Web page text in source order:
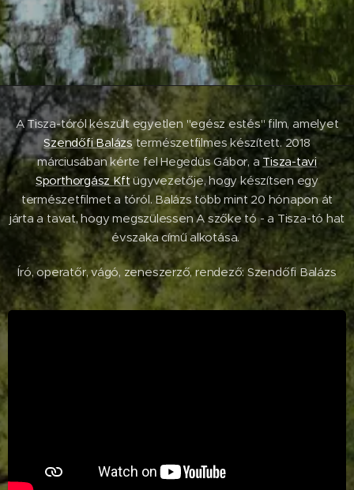
A Tisza-tóról készült egyetlen "egész estés" film, amelyet
Szendőfi Balázstermészetfilmes készített. 2018
márciusában kérte fel Hegedüs Gábor, aTisza-tavi
Sporthorgász Kftügyvezetője, hogy készítsen egy
természetfilmet a tóról. Balázs több mint 20 hónapon át
járta a tavat, hogy megszülessen A szőke tó - a Tisza-tó hat
évszaka című alkotása.
Író, operatőr, vágó, zeneszerző, rendező: Szendőfi Balázs